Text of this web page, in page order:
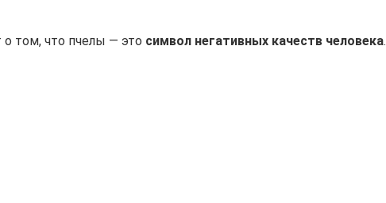
о том, что пчелы — это символ негативных качеств человека.